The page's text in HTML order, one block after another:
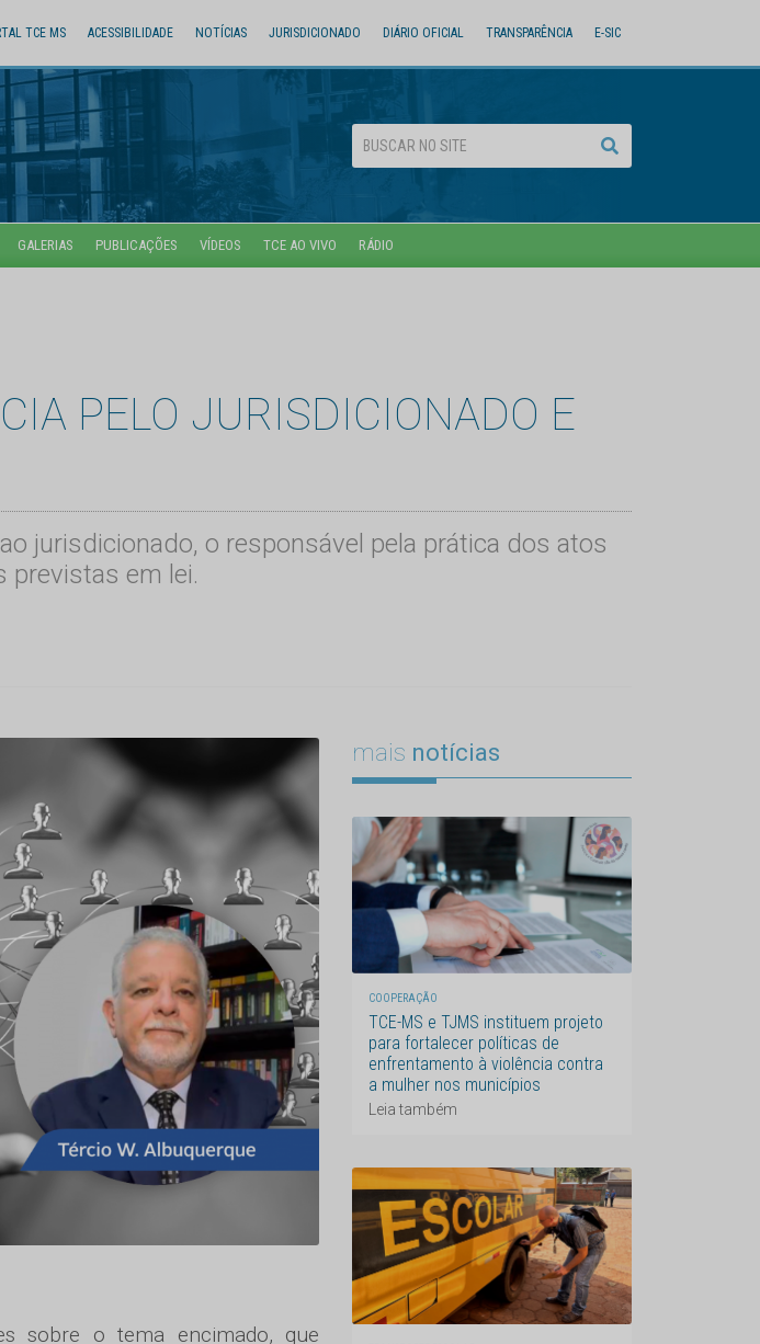
TCE MS ACESSIBILIDADE NOTÍCIAS JURISDICIONADO DIÁRIO OFICIAL TRANSPARÊNCIA E-SIC
GALERIAS PUBLICAÇÕES VÍDEOS TCE AO VIVO RÁDIO
PELO JURISDICIONADO E
jurisdicionado, o responsável pela prática dos atos
previstas em lei.
sobre o tema encimado, que
mais notícias
COOPERAÇÃO
TCE-MS e TJMS instituem projeto
para fortalecer políticas de
enfrentamento à violência contra
a mulher nos municípios
Leia também